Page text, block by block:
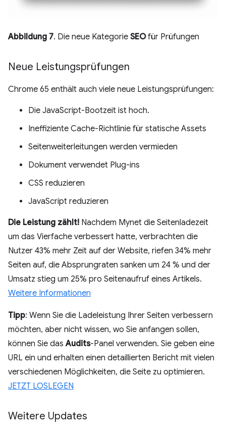
Abbildung 7. Die neue Kategorie SEOfür Prüfungen
Neue Leistungsprüfungen
Chrome 65 enthält auch viele neue Leistungsprüfungen:
Die JavaScript-Bootzeit ist hoch.
Ineffiziente Cache-Richtlinie für statische Assets
Seitenweiterleitungen werden vermieden
Dokument verwendet Plug-ins
CSS reduzieren
JavaScript reduzieren
Die Leistung zählt! Nachdem Mynet die Seitenladezeit
um das Vierfache verbessert hatte, verbrachten die
Nutzer 43% mehr Zeit auf der Website, riefen 34% mehr
Seiten auf, die Absprungraten sanken um 24 % und der
Umsatz stieg um 25% pro Seitenaufruf eines Artikels.
Weitere Informationen
Tipp: Wenn Sie die Ladeleistung Ihrer Seiten verbessern
möchten, aber nicht wissen, wo Sie anfangen sollen,
können Sie dasAudits-Panel verwenden. Sie geben eine
URL ein und erhalten einen detaillierten Bericht mit vielen
verschiedenen Möglichkeiten, die Seite zu optimieren.
JETZT LOSLEGEN
Weitere Updates